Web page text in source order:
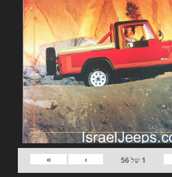
1 של56
›
»